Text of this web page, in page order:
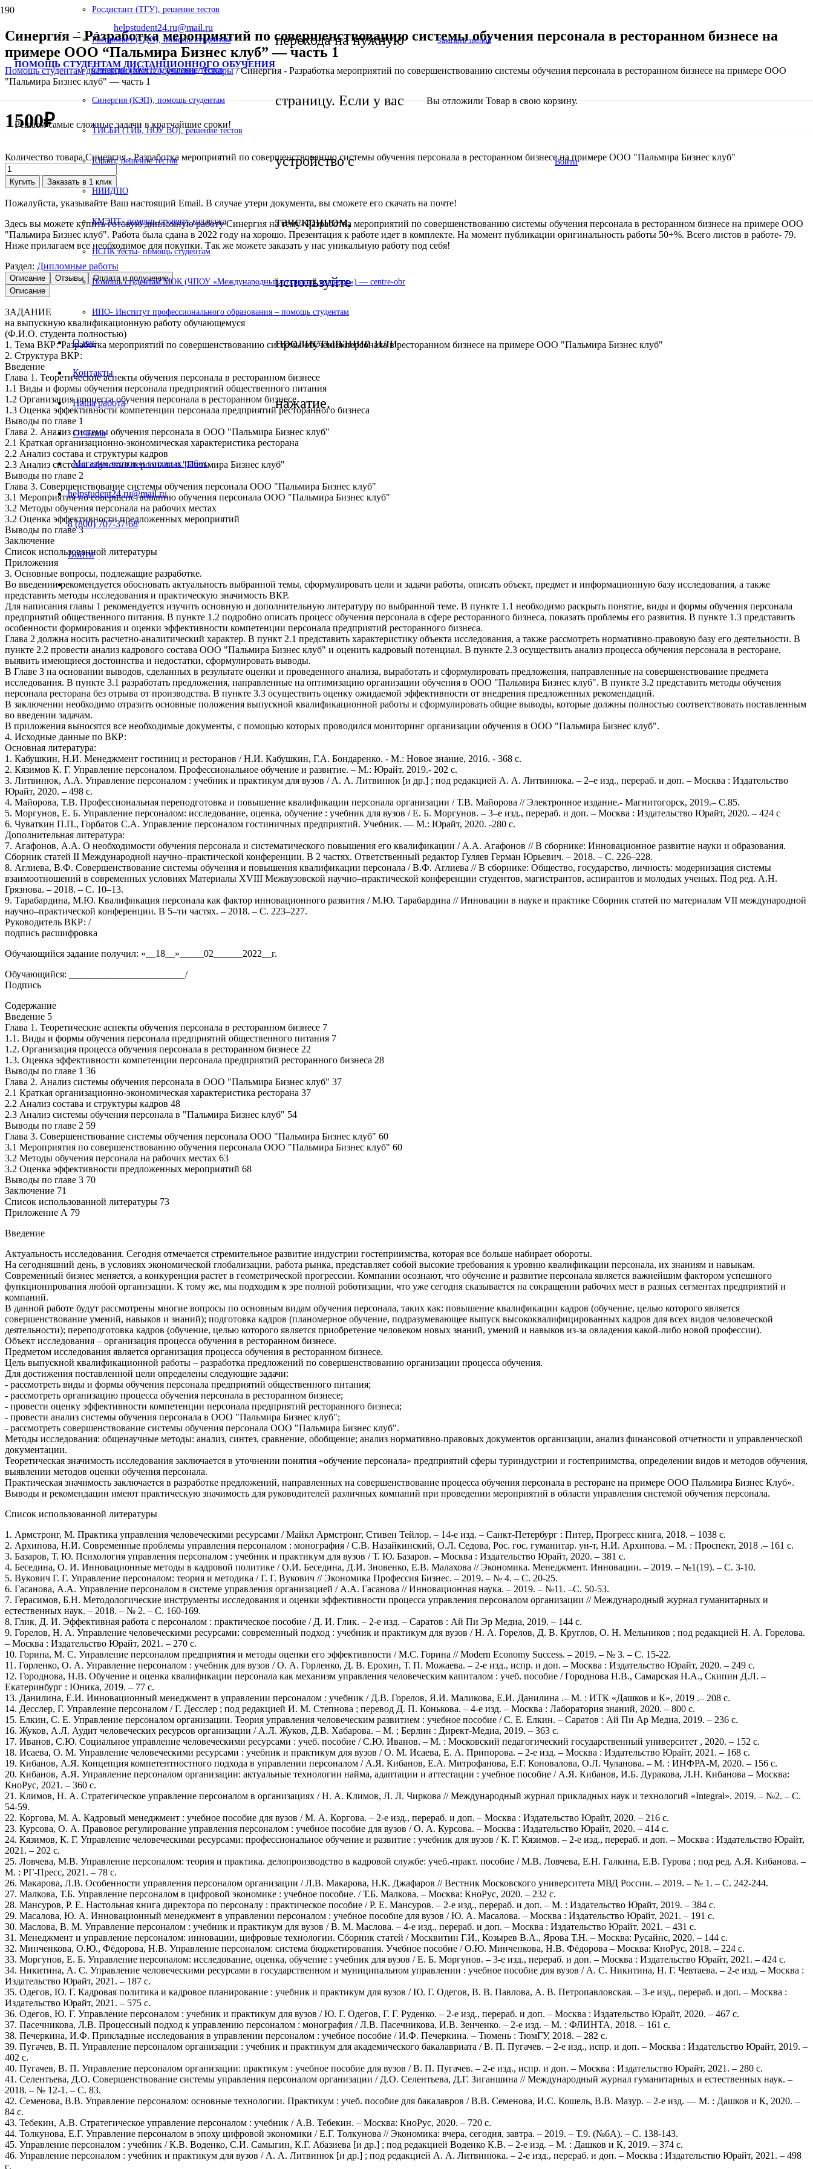
helpstudent24.ru@mail.ru
ПОМОЩЬ СТУДЕНТАМ ДИСТАНЦИОННОГО ОБУЧЕНИЯ
Решаем самые сложные задачи в кратчайшие сроки!
перехода на нужную
страницу. Если у вас
устройство с
тачскрином,
используйте
пролистывание или
нажатие.
Заказать звонок
Вы отложили Товар в свою корзину.
Войти
Росдистант (ТГУ), решение тестов
Роспросвет (СДО), помощь студентам
Синергия (МФПУ), решение тестов
Синергия (КЭП), помощь студентам
ТИСБИ (ТИБ, НОУ ВО), решение тестов
Юрайт, решение тестов
НИИДПО
КМЭПТ- помощь студенту колледжа
НСПК тесты- помощь студентам
Помощь студентам МОК (ЧПОУ «Международный открытый колледж») — centre-obr
ИПО- Институт профессионального образования – помощь студентам
О нас
Контакты
Наша работа
Отзывы
Магазин тестов и готовых работ
helpstudent24.ru@mail.ru
8 (800) 707-37-68
Войти
Синергия – Разработка мероприятий по совершенствованию системы обучения персонала в ресторанном бизнесе на
примере ООО “Пальмира Бизнес клуб” — часть 1
Помощь студентам дистанционного обучения/Товары/Синергия - Разработка мероприятий по совершенствованию системы обучения персонала в ресторанном бизнесе на примере ООО
"Пальмира Бизнес клуб" — часть 1
1500₽
Количество товара Синергия - Разработка мероприятий по совершенствованию системы обучения персонала в ресторанном бизнесе на примере ООО "Пальмира Бизнес клуб"
Купить Заказать в 1 клик
Пожалуйста, указывайте Ваш настоящий Email. В случае утери документа, вы сможете его скачать на почте!
Здесь вы можете купить готовую дипломную работу Синергия на тему- Разработка мероприятий по совершенствованию системы обучения персонала в ресторанном бизнесе на примере ООО
"Пальмира Бизнес клуб". Работа была сдана в 2022 году на хорошо. Презентация к работе идет в комплекте. На момент публикации оригинальность работы 50+%. Всего листов в работе- 79.
Ниже прилагаем все необходимое для покупки. Так же можете заказать у нас уникальную работу под себя!
Раздел: Дипломные работы
Описание Отзывы
Оплата и получение
Описание
ЗАДАНИЕ
на выпускную квалификационную работу обучающемуся
(Ф.И.О. студента полностью)
1. Тема ВКР: Разработка мероприятий по совершенствованию системы обучения персонала в ресторанном бизнесе на примере ООО "Пальмира Бизнес клуб"
2. Структура ВКР:
Введение
Глава 1. Теоретические аспекты обучения персонала в ресторанном бизнесе
1.1 Виды и формы обучения персонала предприятий общественного питания
1.2 Организация процесса обучения персонала в ресторанном бизнесе
1.3 Оценка эффективности компетенции персонала предприятий ресторанного бизнеса
Выводы по главе 1
Глава 2. Анализ системы обучения персонала в ООО "Пальмира Бизнес клуб"
2.1 Краткая организационно-экономическая характеристика ресторана
2.2 Анализ состава и структуры кадров
2.3 Анализ системы обучения персонала в "Пальмира Бизнес клуб"
Выводы по главе 2
Глава 3. Совершенствование системы обучения персонала ООО "Пальмира Бизнес клуб"
3.1 Мероприятия по совершенствованию обучения персонала ООО "Пальмира Бизнес клуб"
3.2 Методы обучения персонала на рабочих местах
3.2 Оценка эффективности предложенных мероприятий
Выводы по главе 3
Заключение
Список использованной литературы
Приложения
3. Основные вопросы, подлежащие разработке.
Во введении рекомендуется обосновать актуальность выбранной темы, сформулировать цели и задачи работы, описать объект, предмет и информационную базу исследования, а также
представить методы исследования и практическую значимость ВКР.
Для написания главы 1 рекомендуется изучить основную и дополнительную литературу по выбранной теме. В пункте 1.1 необходимо раскрыть понятие, виды и формы обучения персонала
предприятий общественного питания. В пункте 1.2 подробно описать процесс обучения персонала в сфере ресторанного бизнеса, показать проблемы его развития. В пункте 1.3 представить
особенности формирования и оценки эффективности компетенции персонала предприятий ресторанного бизнеса.
Глава 2 должна носить расчетно-аналитический характер. В пункт 2.1 представить характеристику объекта исследования, а также рассмотреть нормативно-правовую базу его деятельности. В
пункте 2.2 провести анализ кадрового состава ООО "Пальмира Бизнес клуб" и оценить кадровый потенциал. В пункте 2.3 осуществить анализ процесса обучения персонала в ресторане,
выявить имеющиеся достоинства и недостатки, сформулировать выводы.
В Главе 3 на основании выводов, сделанных в результате оценки и проведенного анализа, выработать и сформулировать предложения, направленные на совершенствование предмета
исследования. В пункте 3.1 разработать предложения, направленные на оптимизацию организации обучения в ООО "Пальмира Бизнес клуб". В пункте 3.2 представить методы обучения
персонала ресторана без отрыва от производства. В пункте 3.3 осуществить оценку ожидаемой эффективности от внедрения предложенных рекомендаций.
В заключении необходимо отразить основные положения выпускной квалификационной работы и сформулировать общие выводы, которые должны полностью соответствовать поставленным
во введении задачам.
В приложения выносятся все необходимые документы, с помощью которых проводился мониторинг организации обучения в ООО "Пальмира Бизнес клуб".
4. Исходные данные по ВКР:
Основная литература:
1. Кабушкин, Н.И. Менеджмент гостиниц и ресторанов / Н.И. Кабушкин, Г.А. Бондаренко. - М.: Новое знание, 2016. - 368 c.
2. Кязимов К. Г. Управление персоналом. Профессиональное обучение и развитие. – М.: Юрайт. 2019.- 202 с.
3. Литвинюк, А.А. Управление персоналом : учебник и практикум для вузов / А. А. Литвинюк [и др.] ; под редакцией А. А. Литвинюка. – 2–е изд., перераб. и доп. – Москва : Издательство
Юрайт, 2020. – 498 с.
4. Майорова, Т.В. Профессиональная переподготовка и повышение квалификации персонала организации / Т.В. Майорова // Электронное издание.- Магнитогорск, 2019.– С.85.
5. Моргунов, Е. Б. Управление персоналом: исследование, оценка, обучение : учебник для вузов / Е. Б. Моргунов. – 3–е изд., перераб. и доп. – Москва : Издательство Юрайт, 2020. – 424 с
6. Чуваткин П.П., Горбатов С.А. Управление персоналом гостиничных предприятий. Учебник. — М.: Юрайт, 2020. -280 с.
Дополнительная литература:
7. Агафонов, А.А. О необходимости обучения персонала и систематического повышения его квалификации / А.А. Агафонов // В сборнике: Инновационное развитие науки и образования.
Сборник статей II Международной научно–практической конференции. В 2 частях. Ответственный редактор Гуляев Герман Юрьевич. – 2018. – С. 226–228.
8. Аглиева, В.Ф. Совершенствование системы обучения и повышения квалификации персонала / В.Ф. Аглиева // В сборнике: Общество, государство, личность: модернизация системы
взаимоотношений в современных условиях Материалы XVIII Межвузовской научно–практической конференции студентов, магистрантов, аспирантов и молодых ученых. Под ред. А.Н.
Грязнова. – 2018. – С. 10–13.
9. Тарабардина, М.Ю. Квалификация персонала как фактор инновационного развития / М.Ю. Тарабардина // Инновации в науке и практике Сборник статей по материалам VII международной
научно–практической конференции. В 5–ти частях. – 2018. – С. 223–227.
Руководитель ВКР: /
подпись расшифровка
Обучающийся задание получил: «__18__»_____02______2022__г.
Обучающийся: ________________________/
Подпись
Содержание
Введение 5
Глава 1. Теоретические аспекты обучения персонала в ресторанном бизнесе 7
1.1. Виды и формы обучения персонала предприятий общественного питания 7
1.2. Организация процесса обучения персонала в ресторанном бизнесе 22
1.3. Оценка эффективности компетенции персонала предприятий ресторанного бизнеса 28
Выводы по главе 1 36
Глава 2. Анализ системы обучения персонала в ООО "Пальмира Бизнес клуб" 37
2.1 Краткая организационно-экономическая характеристика ресторана 37
2.2 Анализ состава и структуры кадров 48
2.3 Анализ системы обучения персонала в "Пальмира Бизнес клуб" 54
Выводы по главе 2 59
Глава 3. Совершенствование системы обучения персонала ООО "Пальмира Бизнес клуб" 60
3.1 Мероприятия по совершенствованию обучения персонала ООО "Пальмира Бизнес клуб" 60
3.2 Методы обучения персонала на рабочих местах 63
3.2 Оценка эффективности предложенных мероприятий 68
Выводы по главе 3 70
Заключение 71
Список использованной литературы 73
Приложение А 79
Введение
Актуальность исследования. Сегодня отмечается стремительное развитие индустрии гостеприимства, которая все больше набирает обороты.
На сегодняшний день, в условиях экономической глобализации, работа рынка, представляет собой высокие требования к уровню квалификации персонала, их знаниям и навыкам.
Современный бизнес меняется, а конкуренция растет в геометрической прогрессии. Компании осознают, что обучение и развитие персонала является важнейшим фактором успешного
функционирования любой организации. К тому же, мы подходим к эре полной роботизации, что уже сегодня сказывается на сокращении рабочих мест в разных сегментах предприятий и
компаний.
В данной работе будут рассмотрены многие вопросы по основным видам обучения персонала, таких как: повышение квалификации кадров (обучение, целью которого является
совершенствование умений, навыков и знаний); подготовка кадров (планомерное обучение, подразумевающее выпуск высококвалифицированных кадров для всех видов человеческой
деятельности); переподготовка кадров (обучение, целью которого является приобретение человеком новых знаний, умений и навыков из-за овладения какой-либо новой профессии).
Объект исследования – организация процесса обучения в ресторанном бизнесе.
Предметом исследования является организация процесса обучения в ресторанном бизнесе.
Цель выпускной квалификационной работы – разработка предложений по совершенствованию организации процесса обучения.
Для достижения поставленной цели определены следующие задачи:
- рассмотреть виды и формы обучения персонала предприятий общественного питания;
- рассмотреть организацию процесса обучения персонала в ресторанном бизнесе;
- провести оценку эффективности компетенции персонала предприятий ресторанного бизнеса;
- провести анализ системы обучения персонала в ООО "Пальмира Бизнес клуб";
- рассмотреть совершенствование системы обучения персонала ООО "Пальмира Бизнес клуб".
Методы исследования: общенаучные методы: анализ, синтез, сравнение, обобщение; анализ нормативно-правовых документов организации, анализ финансовой отчетности и управленческой
документации.
Теоретическая значимость исследования заключается в уточнении понятия «обучение персонала» предприятий сферы туриндустрии и гостеприимства, определении видов и методов обучения,
выявлении методов оценки обучения персонала.
Практическая значимость заключается в разработке предложений, направленных на совершенствование процесса обучения персонала в ресторане на примере ООО Пальмира Бизнес Клуб».
Выводы и рекомендации имеют практическую значимость для руководителей различных компаний при проведении мероприятий в области управления системой обучения персонала.
Список использованной литературы
1. Армстронг, М. Практика управления человеческими ресурсами / Майкл Армстронг, Стивен Тейлор. – 14-е изд. – Санкт-Петербург : Питер, Прогресс книга, 2018. – 1038 с.
2. Архипова, Н.И. Современные проблемы управления персоналом : монография / С.В. Назайкинский, О.Л. Седова, Рос. гос. гуманитар. ун-т, Н.И. Архипова. – М. : Проспект, 2018 .– 161 с.
3. Базаров, Т. Ю. Психология управления персоналом : учебник и практикум для вузов / Т. Ю. Базаров. – Москва : Издательство Юрайт, 2020. – 381 с.
4. Беседина, О. И. Инновационные методы в кадровой политике / О.И. Беседина, Д.И. Зновенко, Е.В. Малахова // Экономика. Менеджмент. Инновации. – 2019. – №1(19). – С. 3-10.
5. Вукович Г. Г. Управление персоналом: теория и методика / Г. Г. Вукович // Экономика Профессия Бизнес. – 2019. – № 4. – С. 20-25.
6. Гасанова, А.А. Управление персоналом в системе управления организацией / А.А. Гасанова // Инновационная наука. – 2019. – №11. –С. 50-53.
7. Герасимов, Б.Н. Методологические инструменты исследования и оценки эффективности процесса управления персоналом организации // Международный журнал гуманитарных и
естественных наук. – 2018. – № 2. – С. 160-169.
8. Глик, Д. И. Эффективная работа с персоналом : практическое пособие / Д. И. Глик. – 2-е изд. – Саратов : Ай Пи Эр Медиа, 2019. – 144 c.
9. Горелов, Н. А. Управление человеческими ресурсами: современный подход : учебник и практикум для вузов / Н. А. Горелов, Д. В. Круглов, О. Н. Мельников ; под редакцией Н. А. Горелова.
– Москва : Издательство Юрайт, 2021. – 270 с.
10. Горина, М. С. Управление персоналом предприятия и методы оценки его эффективности / М.С. Горина // Modern Economy Success. – 2019. – № 3. – С. 15-22.
11. Горленко, О. А. Управление персоналом : учебник для вузов / О. А. Горленко, Д. В. Ерохин, Т. П. Можаева. – 2-е изд., испр. и доп. – Москва : Издательство Юрайт, 2020. – 249 с.
12. Городнова, Н.В. Обучение и оценка квалификации персонала как механизм управления человеческим капиталом : учеб. пособие / Городнова Н.В., Самарская Н.А., Скипин Д.Л. –
Екатеринбург : Юника, 2019. – 77 с.
13. Данилина, Е.И. Инновационный менеджмент в управлении персоналом : учебник / Д.В. Горелов, Я.И. Маликова, Е.И. Данилина .– М. : ИТК «Дашков и К», 2019 .– 208 с.
14. Десслер, Г. Управление персоналом / Г. Десслер ; под редакцией И. М. Степнова ; перевод Д. П. Конькова. – 4-е изд. – Москва : Лаборатория знаний, 2020. – 800 c.
15. Елкин, С. Е. Управление персоналом организации. Теория управления человеческим развитием : учебное пособие / С. Е. Елкин. – Саратов : Ай Пи Ар Медиа, 2019. – 236 c.
16. Жуков, А.Л. Аудит человеческих ресурсов организации / А.Л. Жуков, Д.В. Хабарова. – М. ; Берлин : Директ-Медиа, 2019. – 363 с.
17. Иванов, С.Ю. Социальное управление человеческими ресурсами : учеб. пособие / С.Ю. Иванов. – М. : Московский педагогический государственный университет , 2020. – 152 с.
18. Исаева, О. М. Управление человеческими ресурсами : учебник и практикум для вузов / О. М. Исаева, Е. А. Припорова. – 2-е изд. – Москва : Издательство Юрайт, 2021. – 168 с.
19. Кибанов, А.Я. Концепция компетентностного подхода в управлении персоналом / А.Я. Кибанов, Е.А. Митрофанова, Е.Г. Коновалова, О.Л. Чуланова. – М. : ИНФРА-М, 2020. – 156 с.
20. Кибанов, А.Я. Управление персоналом организации: актуальные технологии найма, адаптации и аттестации : учебное пособие / А.Я. Кибанов, И.Б. Дуракова, Л.Н. Кибанова – Москва:
КноРус, 2021. – 360 с.
21. Климов, Н. А. Стратегическое управление персоналом в организациях / Н. А. Климов, Л. Л. Чиркова // Международный журнал прикладных наук и технологий «Integral». 2019. – №2. – С.
54-59.
22. Коргова, М. А. Кадровый менеджмент : учебное пособие для вузов / М. А. Коргова. – 2-е изд., перераб. и доп. – Москва : Издательство Юрайт, 2020. – 216 с.
23. Курсова, О. А. Правовое регулирование управления персоналом : учебное пособие для вузов / О. А. Курсова. – Москва : Издательство Юрайт, 2020. – 414 с.
24. Кязимов, К. Г. Управление человеческими ресурсами: профессиональное обучение и развитие : учебник для вузов / К. Г. Кязимов. – 2-е изд., перераб. и доп. – Москва : Издательство Юрайт,
2021. – 202 с.
25. Ловчева, М.В. Управление персоналом: теория и практика. делопроизводство в кадровой службе: учеб.-практ. пособие / М.В. Ловчева, Е.Н. Галкина, Е.В. Гурова ; под ред. А.Я. Кибанова. –
М. : РГ-Пресс, 2021. – 78 с.
26. Макарова, Л.В. Особенности управления персоналом организации / Л.В. Макарова, Н.К. Джафаров // Вестник Московского университета МВД России. – 2019. – № 1. – С. 242-244.
27. Малкова, Т.Б. Управление персоналом в цифровой экономике : учебное пособие. / Т.Б. Малкова. – Москва: КноРус, 2020. – 232 с.
28. Мансуров, Р. Е. Настольная книга директора по персоналу : практическое пособие / Р. Е. Мансуров. – 2-е изд., перераб. и доп. – М. : Издательство Юрайт, 2019. – 384 с.
29. Масалова, Ю. А. Инновационный менеджмент в управлении персоналом : учебное пособие для вузов / Ю. А. Масалова. – Москва : Издательство Юрайт, 2021. – 191 с.
30. Маслова, В. М. Управление персоналом : учебник и практикум для вузов / В. М. Маслова. – 4-е изд., перераб. и доп. – Москва : Издательство Юрайт, 2021. – 431 с.
31. Менеджмент и управление персоналом: инновации, цифровые технологии. Сборник статей / Москвитин Г.И., Козырев В.А., Ярова Т.Н. – Москва: Русайнс, 2020. – 144 с.
32. Минченкова, О.Ю., Фёдорова, Н.В. Управление персоналом: система бюджетирования. Учебное пособие / О.Ю. Минченкова, Н.В. Фёдорова – Москва: КноРус, 2018. – 224 с.
33. Моргунов, Е. Б. Управление персоналом: исследование, оценка, обучение : учебник для вузов / Е. Б. Моргунов. – 3-е изд., перераб. и доп. – Москва : Издательство Юрайт, 2021. – 424 с.
34. Никитина, А. С. Управление человеческими ресурсами в государственном и муниципальном управлении : учебное пособие для вузов / А. С. Никитина, Н. Г. Чевтаева. – 2-е изд. – Москва :
Издательство Юрайт, 2021. – 187 с.
35. Одегов, Ю. Г. Кадровая политика и кадровое планирование : учебник и практикум для вузов / Ю. Г. Одегов, В. В. Павлова, А. В. Петропавловская. – 3-е изд., перераб. и доп. – Москва :
Издательство Юрайт, 2021. – 575 с.
36. Одегов, Ю. Г. Управление персоналом : учебник и практикум для вузов / Ю. Г. Одегов, Г. Г. Руденко. – 2-е изд., перераб. и доп. – Москва : Издательство Юрайт, 2020. – 467 с.
37. Пасечникова, Л.В. Процессный подход к управлению персоналом : монография / Л.В. Пасечникова, И.В. Зенченко. – 2-е изд. – М. : ФЛИНТА, 2018. – 161 с.
38. Печеркина, И.Ф. Прикладные исследования в управлении персоналом : учебное пособие / И.Ф. Печеркина. – Тюмень : ТюмГУ, 2018. – 282 с.
39. Пугачев, В. П. Управление персоналом организации : учебник и практикум для академического бакалавриата / В. П. Пугачев. – 2-е изд., испр. и доп. – Москва : Издательство Юрайт, 2019. –
402 с.
40. Пугачев, В. П. Управление персоналом организации: практикум : учебное пособие для вузов / В. П. Пугачев. – 2-е изд., испр. и доп. – Москва : Издательство Юрайт, 2021. – 280 с.
41. Селентьева, Д.О. Совершенствование системы управления персоналом организации / Д.О. Селентьева, Д.Г. Зиганшина // Международный журнал гуманитарных и естественных наук. –
2018. – № 12-1. – С. 83.
42. Семенова, В.В. Управление персоналом: основные технологии. Практикум : учеб. пособие для бакалавров / В.В. Семенова, И.С. Кошель, В.В. Мазур. – 2-е изд. — М. : Дашков и К, 2020. –
84 с.
43. Тебекин, А.В. Стратегическое управление персоналом : учебник / А.В. Тебекин. – Москва: КноРус, 2020. – 720 с.
44. Толкунова, Е.Г. Управление персоналом в эпоху цифровой экономики / Е.Г. Толкунова // Экономика: вчера, сегодня, завтра. – 2019. – Т.9. (№6А). – С. 138-143.
45. Управление персоналом : учебник / К.В. Воденко, С.И. Самыгин, К.Г. Абазиева [и др.] ; под редакцией Воденко К.В. – 2-е изд. – М. : Дашков и К, 2019. – 374 с.
46. Управление персоналом : учебник и практикум для вузов / А. А. Литвинюк [и др.] ; под редакцией А. А. Литвинюка. – 2-е изд., перераб. и доп. – Москва : Издательство Юрайт, 2021. – 498
с.